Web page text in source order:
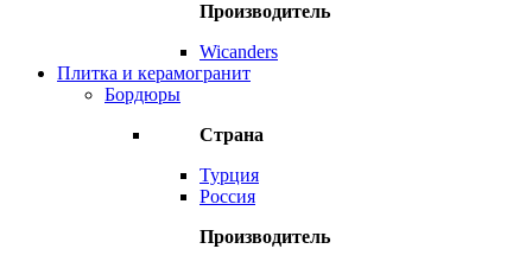
Производитель
Wicanders
Плитка и керамогранит
Бордюры
Страна
Турция
Россия
Производитель